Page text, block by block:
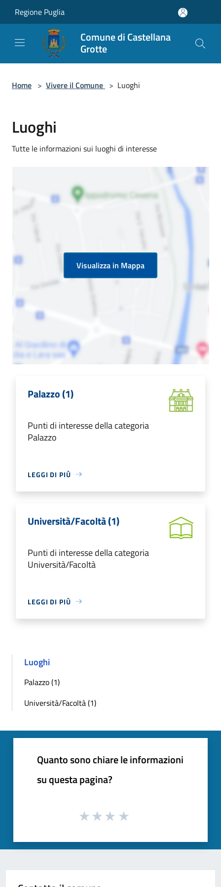
Regione Puglia
Comune di Castellana
Grotte
Home > Vivere il Comune > Luoghi
Luoghi
Tutte le informazioni sui luoghi di interesse
Visualizza in Mappa
Palazzo (1)
Punti di interesse della categoria
Palazzo
LEGGI DI PIÙ
Università/Facoltà (1)
Punti di interesse della categoria
Università/Facoltà
LEGGI DI PIÙ
Luoghi
Palazzo (1)
Università/Facoltà (1)
Quanto sono chiare le informazioni
su questa pagina?